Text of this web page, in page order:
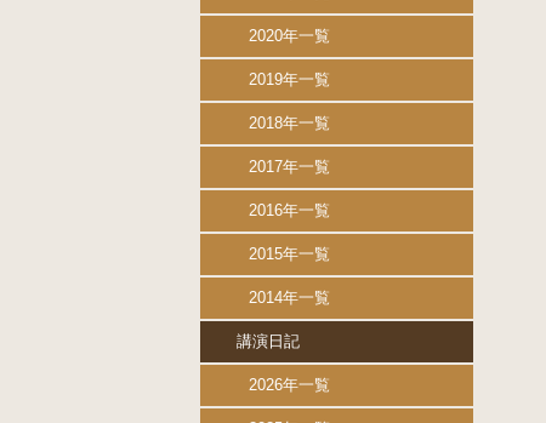
2020年一覧
2019年一覧
2018年一覧
2017年一覧
2016年一覧
2015年一覧
2014年一覧
講演日記
2026年一覧